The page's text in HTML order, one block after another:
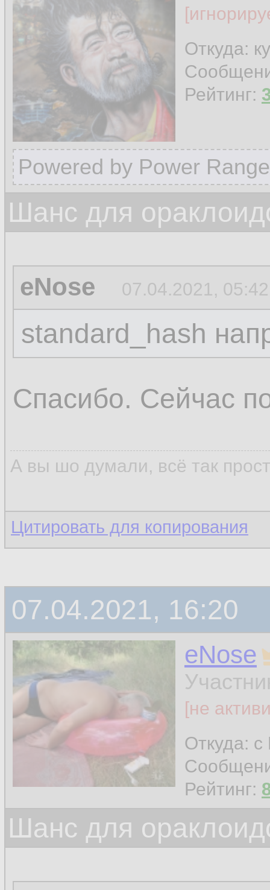
Откуда:
Рейтинг:
Powered by Power
Шанс для
eNose 07.04.2021, 05:42
standard_hash
Спасибо. Сейчас
А вы шо думали, всё так
Цитировать для копирования
07.04.2021, 16:20
eNose
[не
Откуда: с
Рейтинг:
Шанс для